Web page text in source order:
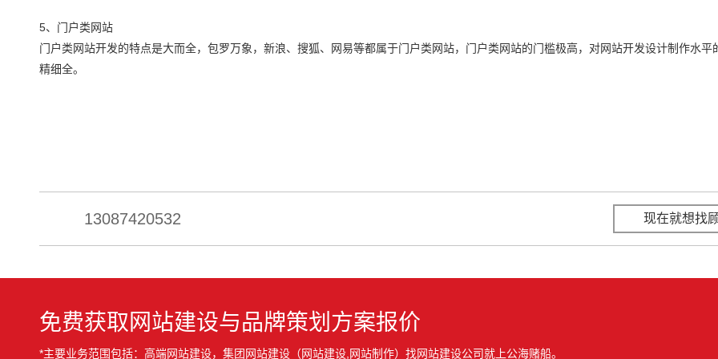
5、门户类网站
门户类网站开发的特点是大而全，包罗万象，新浪、搜狐、网易等都属于门户类网站，门户类网站的门槛极高，对网站开发设计制作水平
精细全。
13087420532 现在就想找
免费获取网站建设与品牌策划方案报价
*主要业务范围包括：高端网站建设，集团网站建设（网站建设,网站制作）找网站建设公司就上公海赌船。